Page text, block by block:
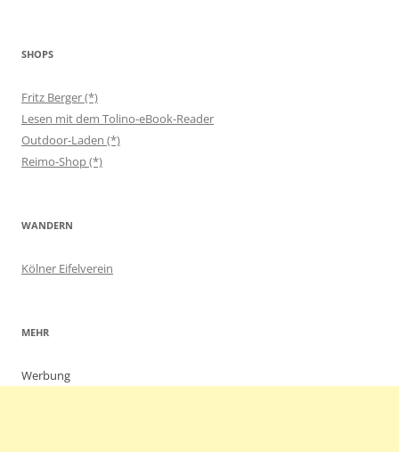
SHOPS
Fritz Berger (*)
Lesen mit dem Tolino-eBook-Reader
Outdoor-Laden (*)
Reimo-Shop (*)
WANDERN
Kölner Eifelverein
MEHR
Werbung